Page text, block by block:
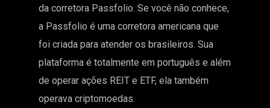
da corretora Passfolio. Se você não conhece,
a Passfolio é uma corretora americana que
foi criada para atender os brasileiros. Sua
plataforma é totalmente em português e além
de operar ações REIT e ETF, ela também
operava criptomoedas.